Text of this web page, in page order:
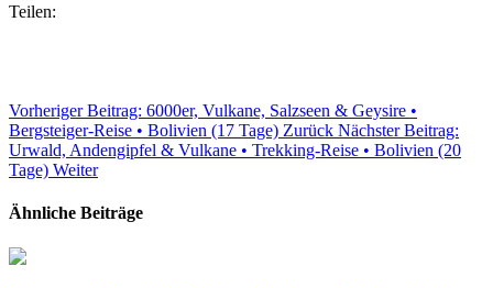
Teilen:
Vorheriger Beitrag: 6000er, Vulkane, Salzseen & Geysire •
Bergsteiger-Reise • Bolivien (17 Tage) Zurück Nächster Beitrag:
Urwald, Andengipfel & Vulkane • Trekking-Reise • Bolivien (20
Tage) Weiter
Ähnliche Beiträge